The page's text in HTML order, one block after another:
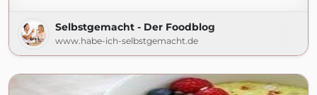
Selbstgemacht - Der Foodblog
www.habe-ich-selbstgemacht.de